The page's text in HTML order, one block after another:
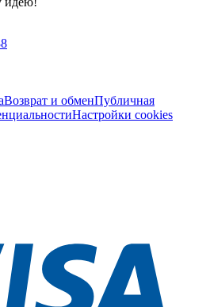
Возврат и обменПубличная
Настройки cookies